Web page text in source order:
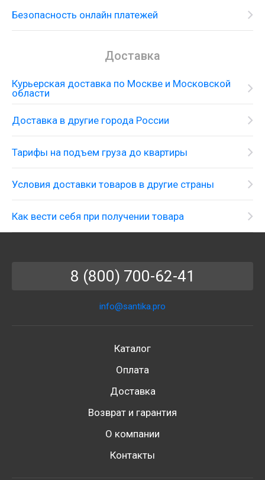
Безопасность онлайн платежей
Доставка
Курьерская доставка по Москве и Московской
области
Доставка в другие города России
Тарифы на подъем груза до квартиры
Условия доставки товаров в другие страны
Как вести себя при получении товара
8 (800) 700-62-41
info@santika.pro
Каталог
Оплата
Доставка
Возврат и гарантия
О компании
Контакты